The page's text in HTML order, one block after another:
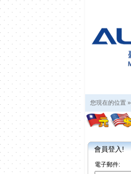
您現在的位置 »
會員登入!
電子郵件: